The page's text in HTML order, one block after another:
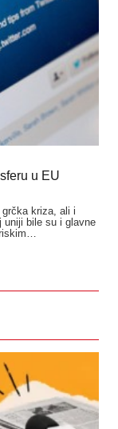
u EU
kriza, ali i
uniji bile su i glavne